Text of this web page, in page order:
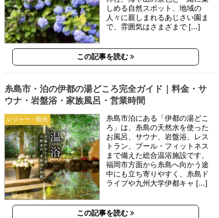
しめる自然スポット、地域の
人々に親しまれるあじさい園ま
で、雰囲気はさまざまで […]
この記事を読む
レジャー・観光
糸島市・泊の伊都の湯どころ完全ガイド｜料金・サ
ウナ・岩盤浴・家族風呂・営業時間
糸島市泊にある「伊都の湯どこ
ろ」は、糸島の天然水を使った
お風呂、サウナ、岩盤浴、レス
トラン、プール・フィットネス
まで備えた総合温浴施設です。
福岡市方面から糸島へ向かう途
中にも立ち寄りやすく、糸島ド
ライブや九州大学伊都キャ […]
この記事を読む